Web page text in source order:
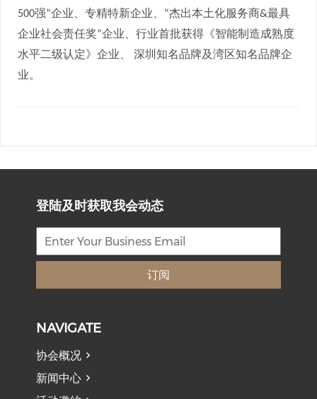
500强”企业、专精特新企业、 “杰出本土化服务商&最具
企业社会责任奖”企业、行业首批获得《智能制造成熟度
水平二级认定》企业、
深圳知名品牌及湾区知名品牌企
业。
登陆及时获取我会动态
订阅
NAVIGATE
协会概况
新闻中心